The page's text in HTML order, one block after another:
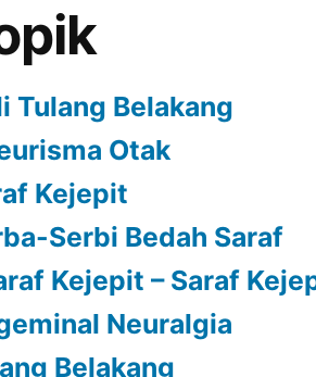
Tulang Belakang
Otak
Kejepit
Serbi Bedah Saraf
Kejepit – Saraf
Neuralgia
Belakang